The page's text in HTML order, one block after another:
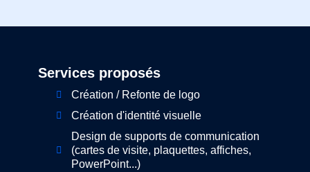
Services proposés
Création / Refonte de logo
Création d'identité visuelle
Design de supports de communication
(cartes de visite, plaquettes, affiches,
PowerPoint...)